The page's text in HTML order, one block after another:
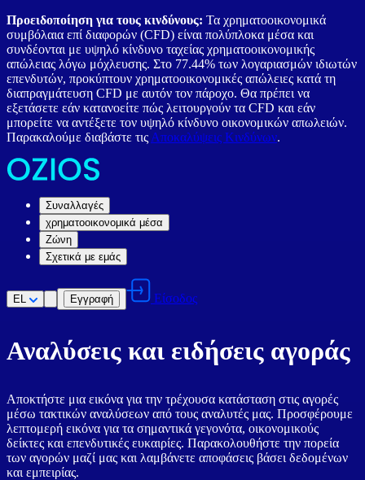
Προειδοποίηση για τους κινδύνους: Τα χρηματοοικονομικά
συμβόλαια επί διαφορών (CFD) είναι πολύπλοκα μέσα και
συνδέονται με υψηλό κίνδυνο ταχείας χρηματοοικονομικής
απώλειας λόγω μόχλευσης. Στο 77.44% των λογαριασμών ιδιωτών
επενδυτών, προκύπτουν χρηματοοικονομικές απώλειες κατά τη
διαπραγμάτευση CFD με αυτόν τον πάροχο. Θα πρέπει να
εξετάσετε εάν κατανοείτε πώς λειτουργούν τα CFD και εάν
μπορείτε να αντέξετε τον υψηλό κίνδυνο οικονομικών απωλειών.
Παρακαλούμε διαβάστε τις Αποκαλύψεις Κινδύνων.
Συναλλαγές
χρηματοοικονομικά μέσα
Ζώνη
Σχετικά με εμάς
EL Εγγραφή Είσοδος
Αναλύσεις και ειδήσεις αγοράς
Αποκτήστε μια εικόνα για την τρέχουσα κατάσταση στις αγορές
μέσω τακτικών αναλύσεων από τους αναλυτές μας. Προσφέρουμε
λεπτομερή εικόνα για τα σημαντικά γεγονότα, οικονομικούς
δείκτες και επενδυτικές ευκαιρίες. Παρακολουθήστε την πορεία
των αγορών μαζί μας και λαμβάνετε αποφάσεις βάσει δεδομένων
και εμπειρίας.